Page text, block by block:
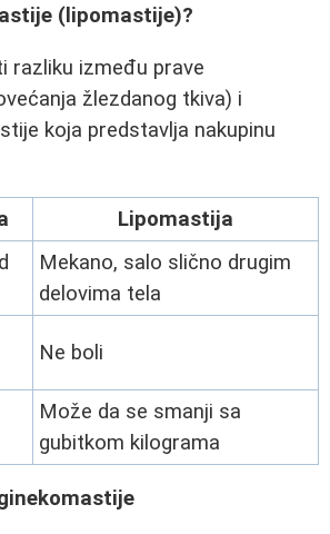
(lipomastije)?
razliku između prave
žlezdanog tkiva) i
koja predstavlja nakupinu
Lipomastija
Mekano, salo slično drugim
delovima tela
Ne boli
Može da se smanji sa
gubitkom kilograma